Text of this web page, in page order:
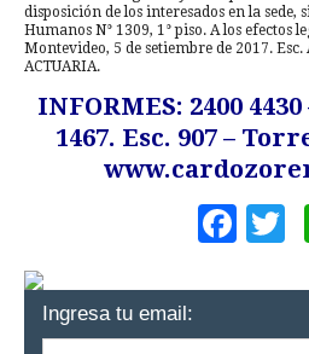
disposición de los interesados en la sede,
Humanos N° 1309, 1° piso. A los efectos
Montevideo, 5 de setiembre de 2017.
ACTUARIA.
INFORMES: 2400
1467. Esc. 907 –
Ingresa tu email: